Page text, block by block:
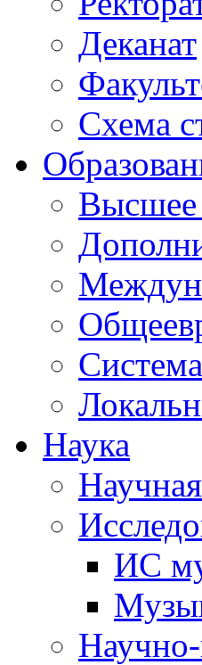
Деканат
Схема
Высшее
Наука
ИС